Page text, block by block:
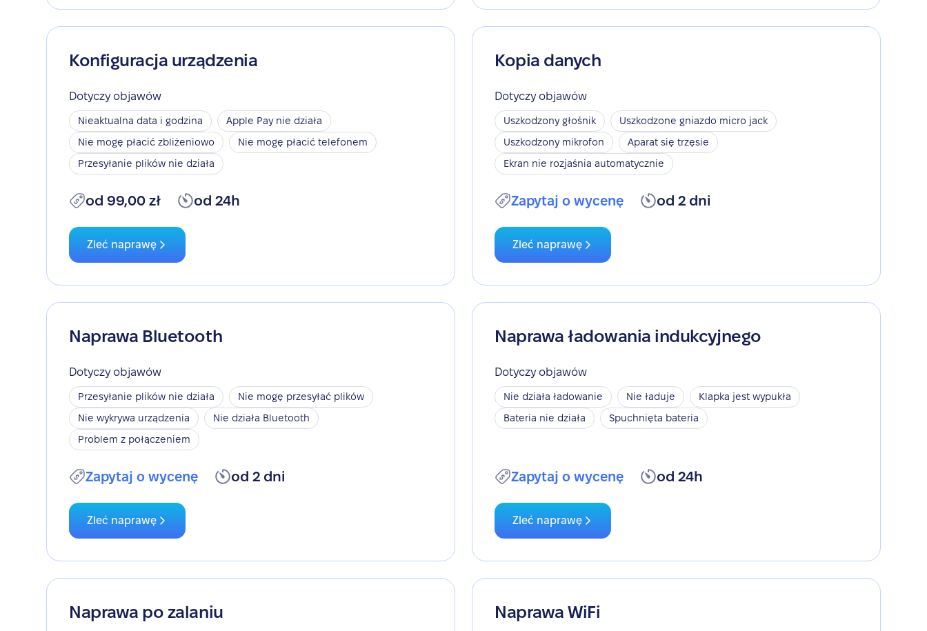
Konfiguracja urządzenia
Dotyczy objawów
Nieaktualna data i godzina
Apple Pay nie działa
Nie mogę płacić zbliżeniowo
Nie mogę płacić telefonem
Przesyłanie plików nie działa
od 99,00 zł od 24h
Zleć naprawę
Kopia danych
Dotyczy objawów
Uszkodzony głośnik
Uszkodzone gniazdo micro jack
Uszkodzony mikrofon
Aparat się trzęsie
Ekran nie rozjaśnia automatycznie
Zapytaj o wycenę od 2 dni
Zleć naprawę
Naprawa Bluetooth
Dotyczy objawów
Przesyłanie plików nie działa
Nie mogę przesyłać plików
Nie wykrywa urządzenia
Nie działa Bluetooth
Problem z połączeniem
Zapytaj o wycenę od 2 dni
Zleć naprawę
Naprawa ładowania indukcyjnego
Dotyczy objawów
Nie działa ładowanie Nie ładuje
Klapka jest wypukła
Bateria nie działa
Spuchnięta bateria
Zapytaj o wycenę od 24h
Zleć naprawę
Naprawa po zalaniu Naprawa WiFi